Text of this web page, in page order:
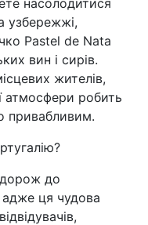
насолодитися
узбережжі,
Pastel de Nata
вин і сирів.
жителів,
атмосфери робить
привабливим.
до
адже ця чудова